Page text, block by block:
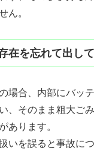
ん。
在を忘れて出し
場合、内部にバッ
、そのまま粗大ご
あります。
いを誤ると事故に